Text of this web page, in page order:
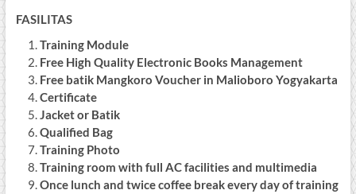
FASILITAS
Training Module
Free High Quality Electronic Books Management
Free batik Mangkoro Voucher in Malioboro Yogyakarta
Certificate
Jacket or Batik
Qualified Bag
Training Photo
Training room with full AC facilities and multimedia
Once lunch and twice coffee break every day of training